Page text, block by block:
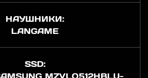
НАУШНИКИ:
LANGAME
SSD:
MZVLQ512HBLU-